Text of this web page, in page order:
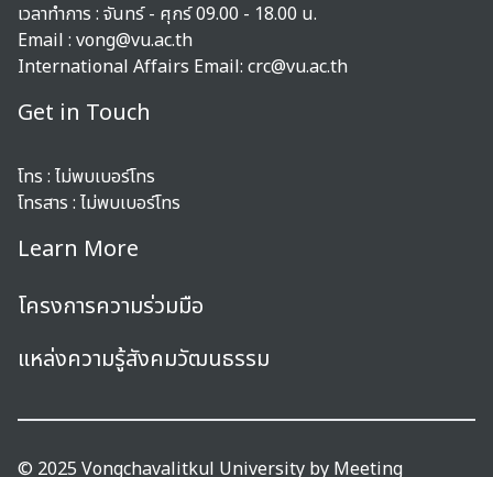
เวลาทำการ : จันทร์ - ศุกร์ 09.00 - 18.00 น.
Email : vong@vu.ac.th
International Affairs Email: crc@vu.ac.th
Get in Touch
โทร : ไม่พบเบอร์โทร
โทรสาร : ไม่พบเบอร์โทร
Learn More
โครงการความร่วมมือ
แหล่งความรู้สังคมวัฒนธรรม
© 2025 Vongchavalitkul University by Meeting